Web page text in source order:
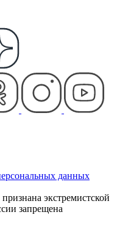
данных
экстремистской
запрещена